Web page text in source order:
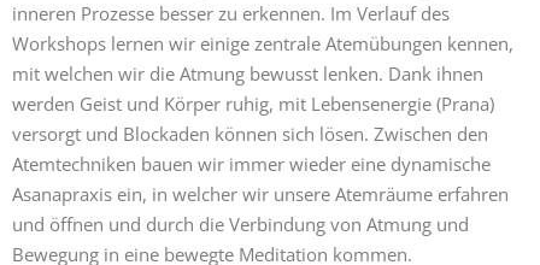
inneren Prozesse besser zu erkennen. Im Verlauf des
Workshops lernen wir einige zentrale Atemübungen kennen,
mit welchen wir die Atmung bewusst lenken. Dank ihnen
werden Geist und Körper ruhig, mit Lebensenergie (Prana)
versorgt und Blockaden können sich lösen. Zwischen den
Atemtechniken bauen wir immer wieder eine dynamische
Asanapraxis ein, in welcher wir unsere Atemräume erfahren
und öffnen und durch die Verbindung von Atmung und
Bewegung in eine bewegte Meditation kommen.